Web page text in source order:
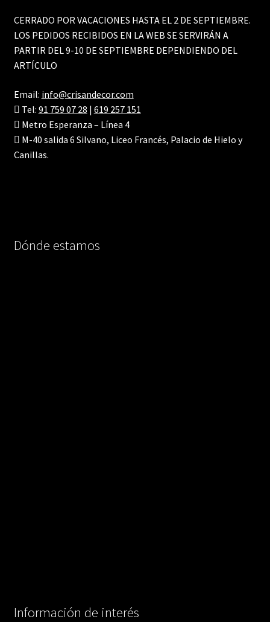
CERRADO POR VACACIONES HASTA EL 2 DE SEPTIEMBRE.
LOS PEDIDOS RECIBIDOS EN LA WEB SE SERVIRÁN A
PARTIR DEL 9-10 DE SEPTIEMBRE DEPENDIENDO DEL
ARTÍCULO
Email: info@crisandecor.com
Tel: 91 759 07 28 | 619 257 151
Metro Esperanza – Línea 4
M-40 salida 6 Silvano, Liceo Francés, Palacio de Hielo y
Canillas.
Dónde estamos
Información de interés